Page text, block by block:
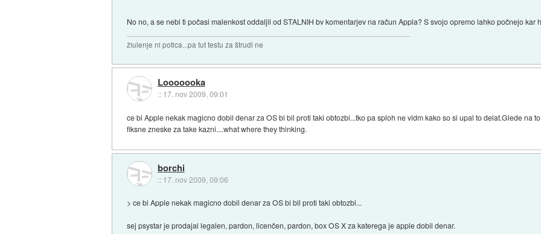
No no, a se nebi ti počasi malenkost oddaljil od STALNIH bv komentarjev na račun Appla? S svojo opremo lahko počnejo kar
žiulenje ni potica...pa tut testu za štrudl ne
Looooooka
:: 17. nov 2009, 09:01
ce bi Apple nekak magicno dobil denar za OS bi bil proti taki obtozbi...tko pa sploh ne vidm kako so si upal to delat.Glede na
fiksne zneske za take kazni....what where they thinking.
borchi
:: 17. nov 2009, 09:06
> ce bi Apple nekak magicno dobil denar za OS bi bil proti taki obtozbi...
sej psystar je prodajal legalen, pardon, licenčen, pardon, box OS X za katerega je apple dobil denar.